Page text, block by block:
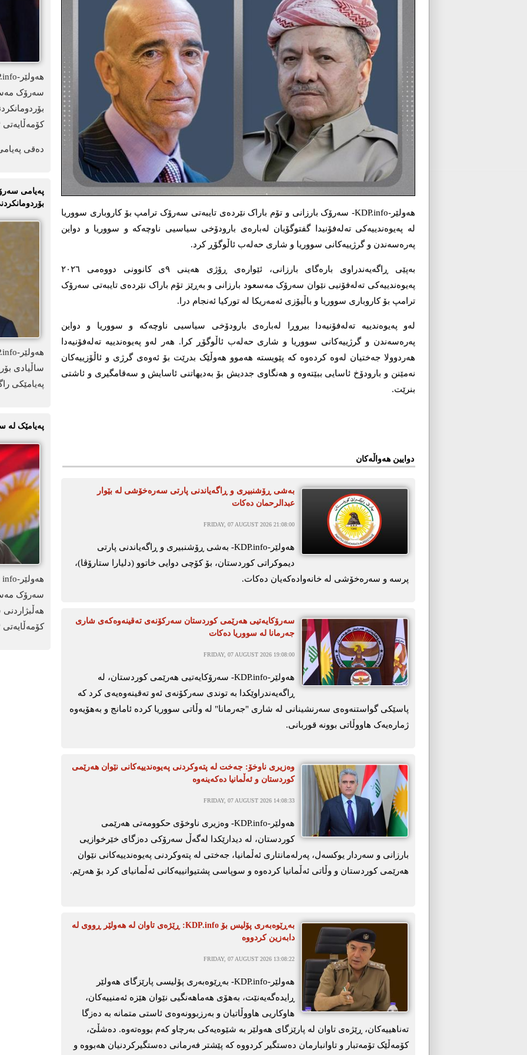
ھەولێر-KDP.info- سەرۆک بارزانی و تۆم باراک نێردەی تایبەتی سەرۆک ترامپ بۆ کاروباری سووریا
لە پەیوەندییەکی تەلەفۆنیدا گفتوگۆیان لەبارەی بارودۆخی سیاسیی ناوچەکە و سووریا و دواین
پەرەسەندن و گرژییەکانی سووریا و شاری حەلەب ئاڵوگۆڕ کرد.
بەپێی ڕاگەیەندراوی بارەگای بارزانی، ئێوارەی ڕۆژی ھەینی ٩ی کانوونی دووەمی ٢٠٢٦
پەیوەندییەکی تەلەفۆنیی نێوان سەرۆک مەسعود بارزانی و بەڕێز تۆم باراک نێردەی تایبەتی سەرۆک
ترامپ بۆ کاروباری سووریا و باڵیۆزی ئەمەریکا لە تورکیا ئەنجام درا.
لەو پەیوەندییە تەلەفۆنیەدا بیروڕا لەبارەی بارودۆخی سیاسیی ناوچەکە و سووریا و دواین
پەرەسەندن و گرژییەکانی سووریا و شاری حەلەب ئاڵوگۆڕ کرا. ھەر لەو پەیوەندییە تەلەفۆنیەدا
ھەردوولا جەختیان لەوە کردەوە کە پێویستە ھەموو ھەوڵێک بدرێت بۆ ئەوەی گرژی و ئاڵۆزییەکان
نەمێنن و بارودۆخ ئاسایی ببێتەوە و ھەنگاوی جددیش بۆ بەدیھاتنی ئاسایش و سەقامگیری و ئاشتی
بنرێت.
دوایین هەواڵەکان
بەشی ڕۆشنبیری و ڕاگەیاندنی پارتی سەرەخۆشی لە بێوار
عبدالرحمان دەکات
FRIDAY, 07 AUGUST 2026 21:08:00
ھەولێر-KDP.info- بەشی ڕۆشنبیری و ڕاگەیاندنی پارتی
دیموکراتی کوردستان، بۆ کۆچی دوایی خاتوو (دلیارا ستارۆڤا)،
پرسە و سەرەخۆشی لە خانەوادەکەیان دەکات.
سەرۆکایەتیی هەرێمی کوردستان سەرکۆنەی تەقینەوەکەی شاری
جەرمانا لە سووریا دەکات
FRIDAY, 07 AUGUST 2026 19:08:00
ھەولێر-KDP.info- سەرۆکایەتیی ھەرێمی کوردستان، لە
ڕاگەیەندراوێکدا بە توندی سەرکۆنەی ئەو تەقینەوەیەی کرد کە
پاسێکی گواستنەوەی سەرنشینانی لە شاری "جەرمانا" لە وڵاتی سووریا کردە ئامانج و بەھۆیەوە
ژمارەیەک ھاووڵاتی بوونە قوربانی.
وەزیری ناوخۆ: جەخت لە پتەوکردنی پەیوەندییەکانی نێوان هەرێمی
کوردستان و ئەڵمانیا دەکەینەوە
FRIDAY, 07 AUGUST 2026 14:08:33
هەولێر-KDP.info- وەزیری ناوخۆی حکوومەتی هەرێمی
کوردستان، لە دیدارێکدا لەگەڵ سەرۆکی دەزگای خێرخوازیی
بارزانی و سەردار یوکسەل، پەرلەمانتاری ئەڵمانیا، جەختی لە پتەوکردنی پەیوەندییەکانی نێوان
هەرێمی کوردستان و وڵاتی ئەڵمانیا کردەوە و سوپاسی پشتیوانییەکانی ئەڵمانیای کرد بۆ هەرێم.
بەڕێوەبەری پۆلیس بۆ KDP.info: ڕێژەی تاوان لە هەولێر ڕووی لە
دابەزین کردووە
FRIDAY, 07 AUGUST 2026 13:08:22
هەولێر-KDP.info- بەڕێوەبەری پۆلیسی پارێزگای هەولێر
ڕایدەگەیەنێت، بەهۆی هەماهەنگیی نێوان هێزە ئەمنییەکان،
هاوکاریی هاووڵاتیان و بەرزبوونەوەی ئاستی متمانە بە دەزگا
تەناهییەکان، ڕێژەی تاوان لە پارێزگای هەولێر بە شێوەیەکی بەرچاو کەم بووەتەوە. دەشڵێ،
کۆمەڵێک تۆمەتبار و تاوانبارمان دەستگیر کردووە کە پێشتر فەرمانی دەستگیرکردنیان هەبووە و
سەرۆک
دەقی
پەیامی
ساڵیادی
پەیامێکی
پەیامێک لە
سەرۆک